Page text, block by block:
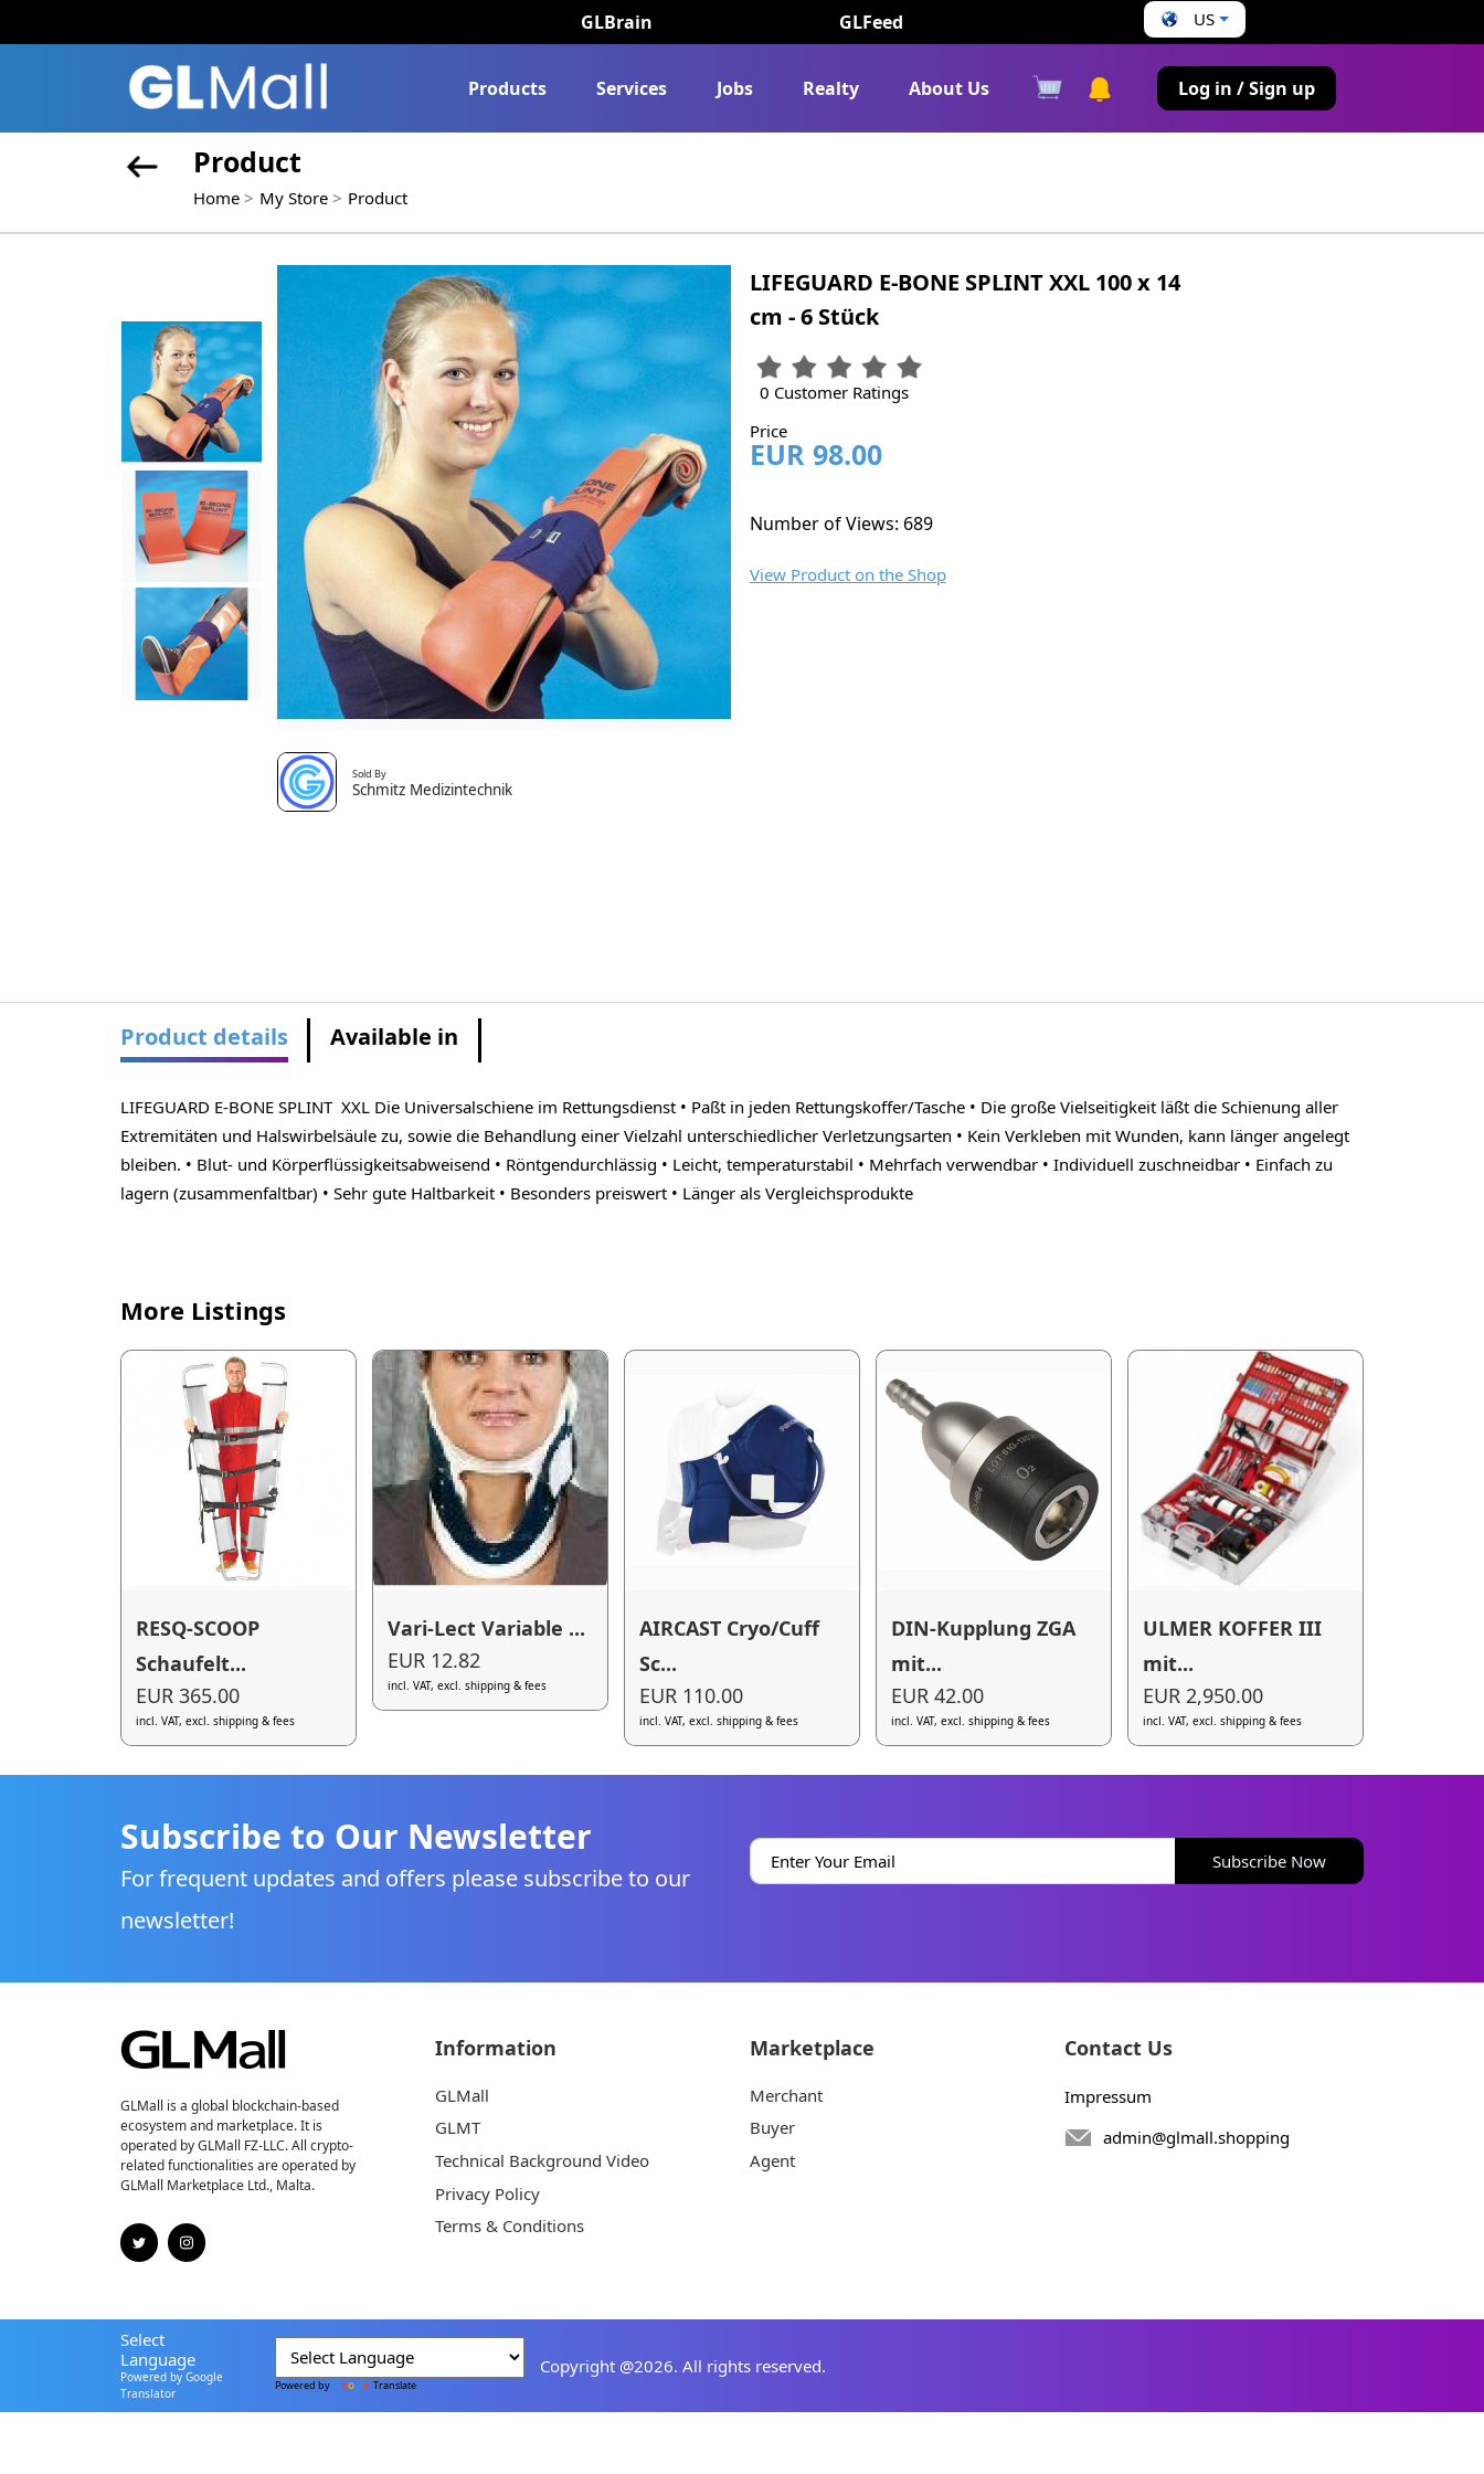
GLBrain GLFeed US
Products Services Jobs Realty About Us Log in / Sign up
Product
Home My Store Product
Sold By
Schmitz Medizintechnik
LIFEGUARD E-BONE SPLINT XXL 100 x 14
cm - 6 Stück
0 Customer Ratings
Price
EUR 98.00
Number of Views: 689
View Product on the Shop
Product details Available in
LIFEGUARD E-BONE SPLINT XXL Die Universalschiene im Rettungsdienst • Paßt in jeden Rettungskoffer/Tasche • Die große Vielseitigkeit läßt die Schienung aller
Extremitäten und Halswirbelsäule zu, sowie die Behandlung einer Vielzahl unterschiedlicher Verletzungsarten • Kein Verkleben mit Wunden, kann länger angelegt
bleiben. • Blut- und Körperflüssigkeitsabweisend • Röntgendurchlässig • Leicht, temperaturstabil • Mehrfach verwendbar • Individuell zuschneidbar • Einfach zu
lagern (zusammenfaltbar) • Sehr gute Haltbarkeit • Besonders preiswert • Länger als Vergleichsprodukte
More Listings
RESQ-SCOOP
Schaufelt...
EUR 365.00
incl. VAT, excl. shipping & fees
Vari-Lect Variable ...
EUR 12.82
incl. VAT, excl. shipping & fees
AIRCAST Cryo/Cuff
Sc...
EUR 110.00
incl. VAT, excl. shipping & fees
DIN-Kupplung ZGA
mit...
EUR 42.00
incl. VAT, excl. shipping & fees
ULMER KOFFER III
mit...
EUR 2,950.00
incl. VAT, excl. shipping & fees
Subscribe to Our Newsletter
For frequent updates and offers please subscribe to our
newsletter!
Subscribe Now
GLMall is a global blockchain-based
ecosystem and marketplace. It is
operated by GLMall FZ-LLC. All crypto-
related functionalities are operated by
GLMall Marketplace Ltd., Malta.
Information
GLMall
GLMT
Technical Background Video
Privacy Policy
Terms & Conditions
Marketplace
Merchant
Buyer
Agent
Contact Us
Impressum
admin@glmall.shopping
Select
Language
Powered by Google
Translator
Powered by Translate
Copyright @2026. All rights reserved.